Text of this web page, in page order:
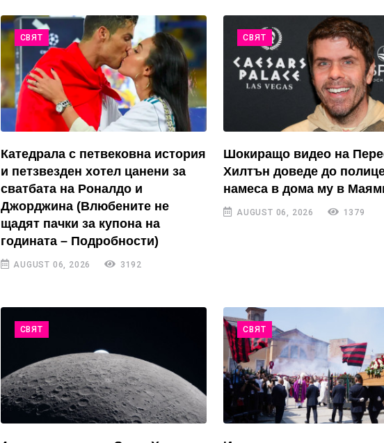
СВЯТ
Катедрала с петвековна история
и петзвезден хотел цанени за
сватбата на Роналдо и
Джорджина (Влюбените не
щадят пачки за купона на
годината – Подробности)
AUGUST 06, 2026 3192
СВЯТ
Шокиращо видео на
Хилтън доведе до
намеса в дома му в
AUGUST 06, 2026 1379
СВЯТ СВЯТ